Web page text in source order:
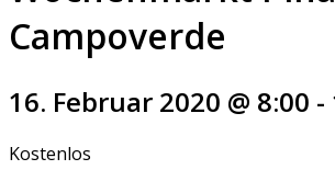
Campoverde
16. Februar 2020 @ 8:00 -
Kostenlos